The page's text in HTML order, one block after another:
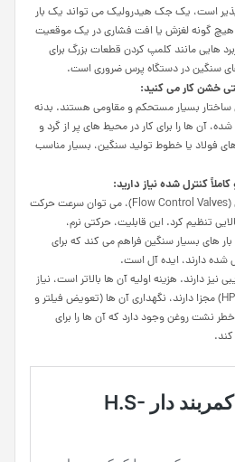
است، یک جک هیدرولیک می تواند یک بار
هیچ گونه لغزش یا افت فشاری در یک موقعیت
هایی مانند کلمپ کردن قطعات بزرگ برای
سنگین در دستگاه پرس ضروری است.
خشنکارمی کنید:
بسیار مستحکم و مقاومی هستند. بدنه
آن ها را برای کار در محیط های پر از گرد و
های فولاد یا خطوط تولید سنگین، بسیار مناسب
کاملاًکنترل شدهنیاز دارید:
با استفاده از شیرهای کنترل جریان (Flow Control Valves)، می توان سرعت حرکت
تنظیم کرد. این قابلیت، حرکتی نرم،
های بسیار سنگین فراهم می کند که برای
شده دارند، ایده آل است.
دارند. هزینه اولیه آن ها بالاتر است، نیاز
به یک واحد قدرت هیدرولیک (HPU) مجزا دارند، نگهداری آن ها (تعویض فیلتر و
نشت روغن وجود دارد که آن ها را برای